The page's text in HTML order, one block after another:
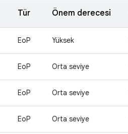
Tür Önem derecesi
EoP Yüksek
EoP Orta seviye
EoP Orta seviye
EoP Orta seviye